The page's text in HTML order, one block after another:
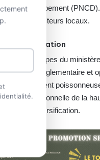
de développement
des acteurs locaux.
en gestation
les équipes du
Ce cadre réglementaire et
gestion rationnelle de la
de sa diversification.